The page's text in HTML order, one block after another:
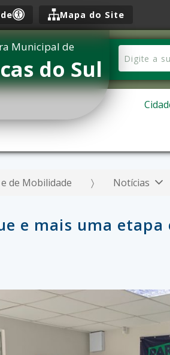
Mapa do Site
Municipal de
do Sul
de Mobilidade Notícias
e mais uma etapa